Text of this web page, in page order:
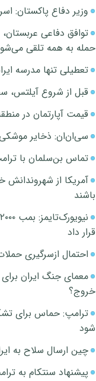
وزیر دفاع پاکستان:
توافق دفاعی
حمله به همه تلقی
تعطیلی تنها مدرسه
قبل از شروع آیلتس،
قیمت آپارتمان در منطقه 22 تهران چقدر
سی‌ان‌ان: ذخایر
تماس بن‌سلمان با
آمریکا از شهروندانش
باشند
قرار داد
احتمال ازسرگیری
معمای جنگ ایران برای
خروج؟
ترامپ: حماس برای
شود
چین ارسال سلاح به
پیشنهاد سنتکام به